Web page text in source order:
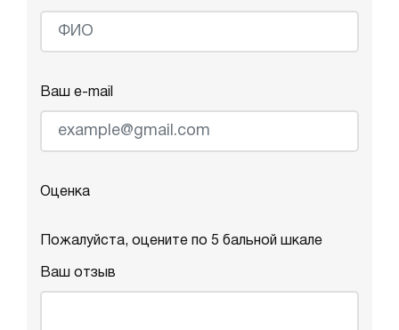
Ваш e-mail
Оценка
Пожалуйста, оцените по 5 бальной шкале
Ваш отзыв